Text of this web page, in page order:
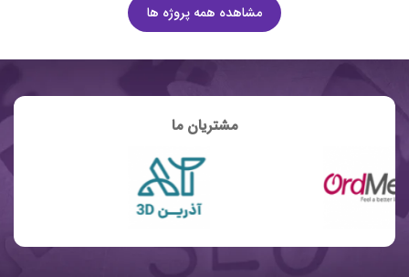
مشاهده همه پروژه ها
مشتریان ما